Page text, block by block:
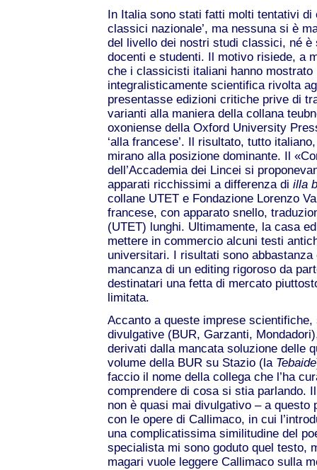
In Italia sono stati fatti molti tentativi di
classici nazionale’, ma nessuna si è
del livello dei nostri studi classici, né
docenti e studenti. Il motivo risiede, a
che i classicisti italiani hanno
integralisticamente scientifica rivolta
presentasse edizioni critiche prive di
varianti alla maniera della collana
oxoniense della Oxford University
‘alla francese’. Il risultato, tutto
mirano alla posizione dominante. Il
dell’Accademia dei Lincei si
apparati ricchissimi a differenza di illa
collane UTET e Fondazione Lorenzo
francese, con apparato snello,
(UTET) lunghi. Ultimamente, la casa
mettere in commercio alcuni testi
universitari. I risultati sono
mancanza di un editing rigoroso da
destinatari una fetta di mercato
limitata.
Accanto a queste imprese
divulgative (BUR, Garzanti,
derivati dalla mancata soluzione delle
volume della BUR su Stazio (la Tebaide
faccio il nome della collega che l’ha
comprendere di cosa si stia parlando.
non è quasi mai divulgativo – a
con le opere di Callimaco, in cui
una complicatissima similitudine del
specialista mi sono goduto quel testo,
magari vuole leggere Callimaco sulla